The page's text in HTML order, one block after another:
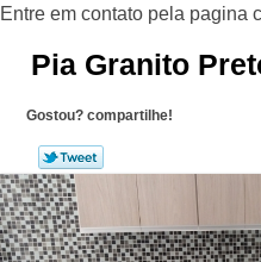
Pia Granito
Gostou? compartilhe!